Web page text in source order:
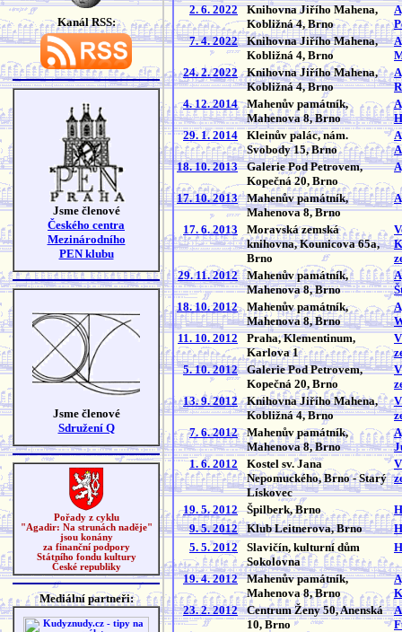
Kanál RSS:
Jsme členové
Českého centra
Mezinárodního
PEN klubu
Jsme členové
Sdružení Q
Pořady z cyklu
"Agadir: Na strunách naděje"
jsou konány
za finanční podpory
Státního fondu kultury
České republiky
Mediální partneři:
2. 6. 2022
Knihovna Jiřího Mahena,
Kobližná 4, Brno
7. 4. 2022
Knihovna Jiřího Mahena,
Kobližná 4, Brno
24. 2. 2022
Knihovna Jiřího Mahena,
Kobližná 4, Brno
4. 12. 2014
Mahenův památník,
Mahenova 8, Brno
29. 1. 2014
Kleinův palác, nám.
Svobody 15, Brno
18. 10. 2013
Galerie Pod Petrovem,
Kopečná 20, Brno
17. 10. 2013
Mahenův památník,
Mahenova 8, Brno
17. 6. 2013
Moravská zemská
knihovna, Kounicova 65a,
Brno
29. 11. 2012
Mahenův památník,
Mahenova 8, Brno
18. 10. 2012
Mahenův památník,
Mahenova 8, Brno
11. 10. 2012
Praha, Klementinum,
Karlova 1
5. 10. 2012
Galerie Pod Petrovem,
Kopečná 20, Brno
13. 9. 2012
Knihovna Jiřího Mahena,
Kobližná 4, Brno
7. 6. 2012
Mahenův památník,
Mahenova 8, Brno
1. 6. 2012
Kostel sv. Jana
Nepomuckého, Brno - Starý
Lískovec
19. 5. 2012 Špilberk, Brno
9. 5. 2012
Klub Leitnerova, Brno
5. 5. 2012
Slavičín, kulturní dům
Sokolovna
19. 4. 2012
Mahenův památník,
Mahenova 8, Brno
23. 2. 2012
Centrum Ženy 50, Anenská
10, Brno